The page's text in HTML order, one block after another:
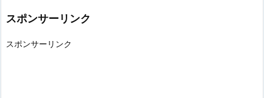
スポンサーリンク
スポンサーリンク